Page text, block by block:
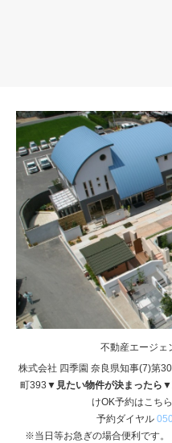
不動産エージェ
株式会社 四季園 奈良県知事(7)第
町393 ▼見たい物件が決まったら▼
けOK予約はこちら
予約ダイヤル
※当日等お急ぎの場合便利です。